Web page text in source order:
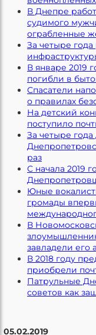
В Днепре
судимого
ограбленные
За четыре
В январе 2019
погибли в
Спасатели
о правилах
На детский
поступило
За четыре
раз
С начала 2019
Юные
громады
В
завладели его
В 2018 году
приобрели
Патрульные
советов как
05.02.2019